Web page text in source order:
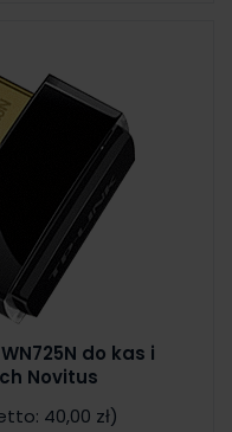
WN725N do kas i
Novitus
40,00 zł)